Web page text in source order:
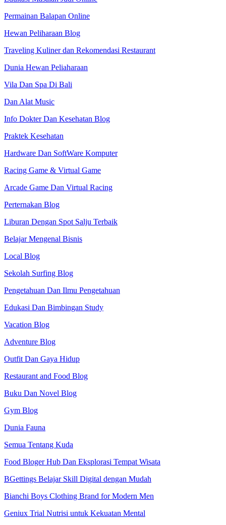
Permainan Balapan Online
Hewan Peliharaan Blog
Traveling Kuliner dan Rekomendasi Restaurant
Dunia Hewan Peliaharaan
Vila Dan Spa Di Bali
Dan Alat Music
Info Dokter Dan Kesehatan Blog
Praktek Kesehatan
Hardware Dan SoftWare Komputer
Racing Game & Virtual Game
Arcade Game Dan Virtual Racing
Perternakan Blog
Liburan Dengan Spot Salju Terbaik
Belajar Mengenal Bisnis
Local Blog
Sekolah Surfing Blog
Pengetahuan Dan Ilmu Pengetahuan
Edukasi Dan Bimbingan Study
Vacation Blog
Adventure Blog
Outfit Dan Gaya Hidup
Restaurant and Food Blog
Buku Dan Novel Blog
Gym Blog
Dunia Fauna
Semua Tentang Kuda
Food Bloger Hub Dan Eksplorasi Tempat Wisata
BGettings Belajar Skill Digital dengan Mudah
Bianchi Boys Clothing Brand for Modern Men
Geniux Trial Nutrisi untuk Kekuatan Mental